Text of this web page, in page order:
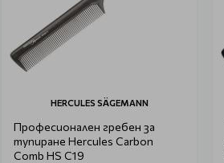
HERCULES SÄGEMANN
Професионален гребен за
тупиране Hercules Carbon
Comb HS C19